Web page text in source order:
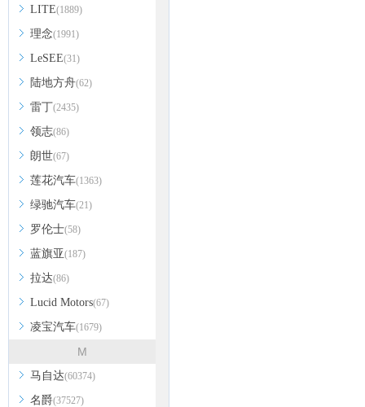
LITE(1889)
理念(1991)
LeSEE(31)
陆地方舟(62)
雷丁(2435)
领志(86)
朗世(67)
莲花汽车(1363)
绿驰汽车(21)
罗伦士(58)
蓝旗亚(187)
拉达(86)
Lucid Motors(67)
凌宝汽车(1679)
M
马自达(60374)
名爵(37527)